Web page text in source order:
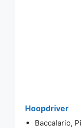
Hoopdriver
Baccalario,